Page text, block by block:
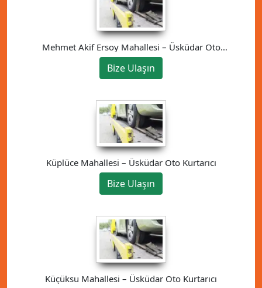
Mehmet Akif Ersoy Mahallesi – Üsküdar Oto
Kurtarıcı
Bize Ulaşın
Küplüce Mahallesi – Üsküdar Oto Kurtarıcı
Bize Ulaşın
Küçüksu Mahallesi – Üsküdar Oto Kurtarıcı